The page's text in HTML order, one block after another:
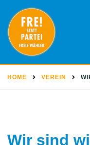
content
HOME VEREIN
Wir sind